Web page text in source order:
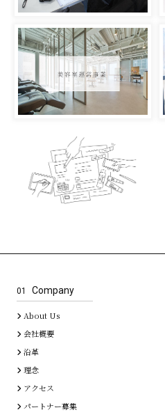
01 Company
About Us
会社概要
沿革
理念
アクセス
パートナー募集